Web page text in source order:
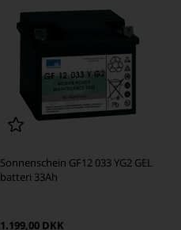
Sonnenschein GF12 033 YG2 GEL
batteri 33Ah
1.199,00 DKK